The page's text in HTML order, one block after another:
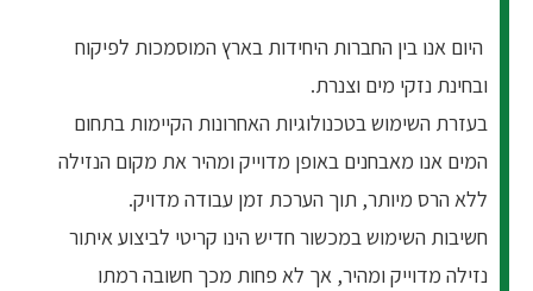
היום אנו בין החברות היחידות בארץ המוסמכות לפיקוח
ובחינת נזקי מים וצנרת.
בעזרת השימוש בטכנולוגיות האחרונות הקיימות בתחום
המים אנו מאבחנים באופן מדוייק ומהיר את מקום הנזילה
ללא הרס מיותר, תוך הערכת זמן עבודה מדויק.
חשיבות השימוש במכשור חדיש הינו קריטי לביצוע איתור
נזילה מדוייק ומהיר, אך לא פחות מכך חשובה רמתו